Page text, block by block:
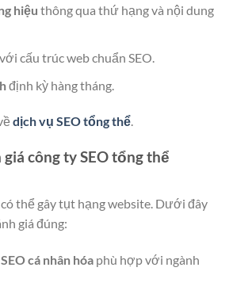
hiệu thông qua thứ hạng và nội dung
cấu trúc web chuẩn SEO.
định kỳ hàng tháng.
dịch vụ SEO tổng thể.
công ty SEO tổng thể
có thể gây tụt hạng website. Dưới đây
giá đúng:
cá nhân hóa phù hợp với ngành